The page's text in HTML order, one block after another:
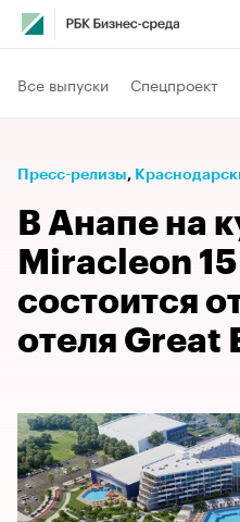
Все выпуски Спецпроект
Пресс-релизы⁠,
В Анапе на
Miracleon
состоится
отеля Great